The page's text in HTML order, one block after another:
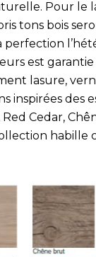
Pour le
tons bois
est
lasure,
inspirées des
Cedar,
habille